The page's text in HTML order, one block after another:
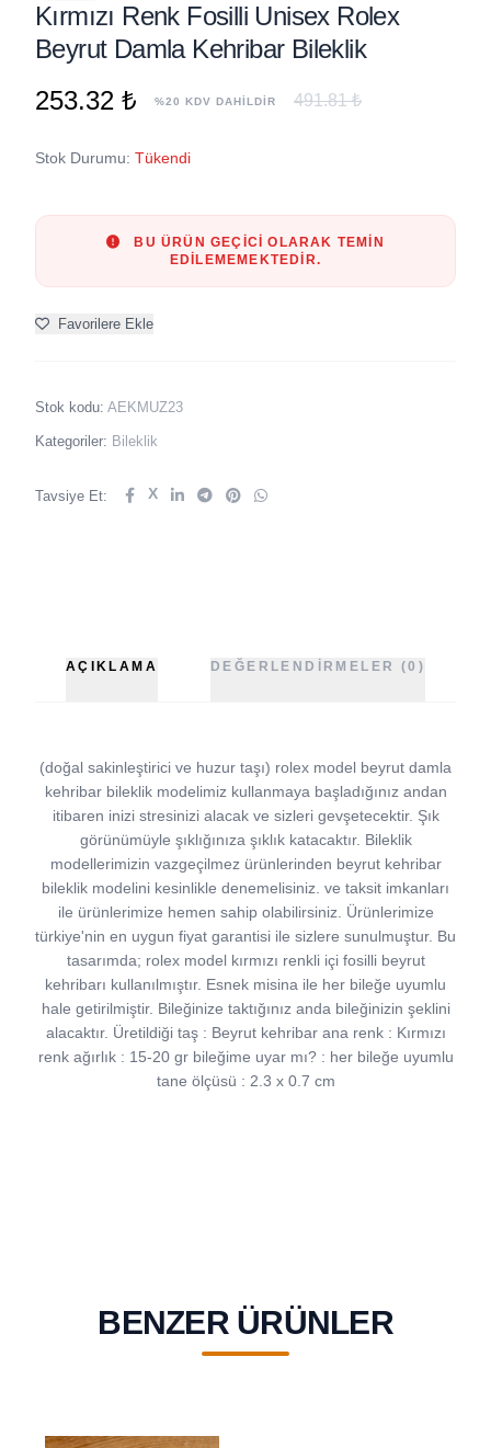
Kırmızı Renk Fosilli Unisex Rolex
Beyrut Damla Kehribar Bileklik
253.32 ₺
%20 KDV DAHİLDİR 491.81 ₺
Stok Durumu: Tükendi
BU ÜRÜN GEÇICI OLARAK TEMIN
EDILEMEMEKTEDIR.
Favorilere Ekle
Stok kodu: AEKMUZ23
Kategoriler: Bileklik
Tavsiye Et: X
AÇIKLAMA DEĞERLENDIRMELER (0)
(doğal sakinleştirici ve huzur taşı) rolex model beyrut damla
kehribar bileklik modelimiz kullanmaya başladığınız andan
itibaren inizi stresinizi alacak ve sizleri gevşetecektir. Şık
görünümüyle şıklığınıza şıklık katacaktır. Bileklik
modellerimizin vazgeçilmez ürünlerinden beyrut kehribar
bileklik modelini kesinlikle denemelisiniz. ve taksit imkanları
ile ürünlerimize hemen sahip olabilirsiniz. Ürünlerimize
türkiye'nin en uygun fiyat garantisi ile sizlere sunulmuştur. Bu
tasarımda; rolex model kırmızı renkli içi fosilli beyrut
kehribarı kullanılmıştır. Esnek misina ile her bileğe uyumlu
hale getirilmiştir. Bileğinize taktığınız anda bileğinizin şeklini
alacaktır. Üretildiği taş : Beyrut kehribar ana renk : Kırmızı
renk ağırlık : 15-20 gr bileğime uyar mı? : her bileğe uyumlu
tane ölçüsü : 2.3 x 0.7 cm
BENZER ÜRÜNLER